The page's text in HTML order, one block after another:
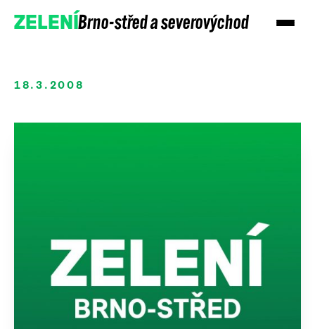
ZELENÍBrno-střed a severovýchod
Podpořte nás
18.3.2008